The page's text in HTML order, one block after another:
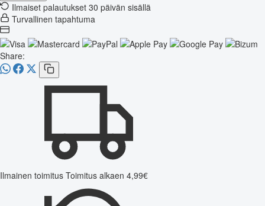
Ilmaiset palautukset 30 päivän sisällä
Turvallinen tapahtuma
Share:
Ilmainen toimitus Toimitus alkaen 4,99€